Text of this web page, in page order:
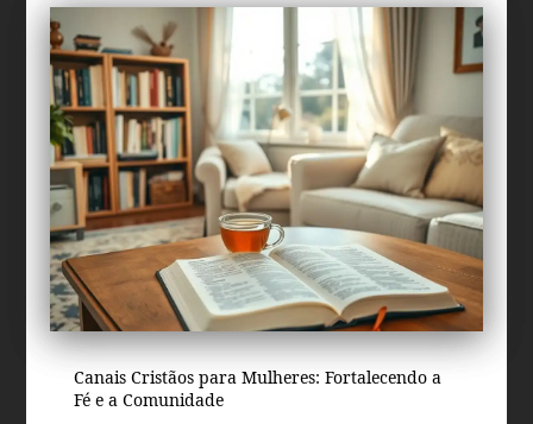
Canais Cristãos para Mulheres: Fortalecendo a
Fé e a Comunidade